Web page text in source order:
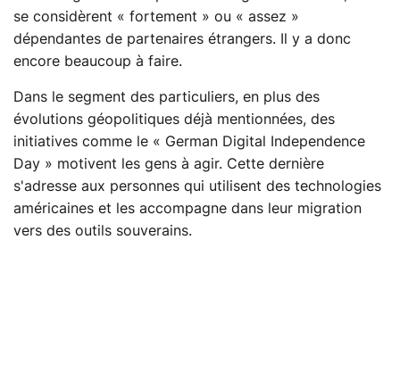
se considèrent « fortement » ou « assez »
dépendantes de partenaires étrangers. Il y a donc
encore beaucoup à faire.
Dans le segment des particuliers, en plus des
évolutions géopolitiques déjà mentionnées, des
initiatives comme le « German Digital Independence
Day » motivent les gens à agir. Cette dernière
s'adresse aux personnes qui utilisent des technologies
américaines et les accompagne dans leur migration
vers des outils souverains.